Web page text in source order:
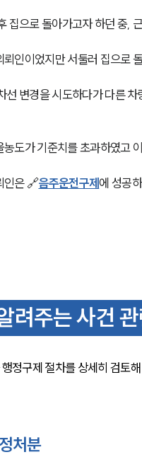
집으로 돌아가고자 하던 중,
인이었지만 서둘러 집으로
선 변경을 시도하다가 다른
도가 기준치를 초과하였고
인은 🔗음주운전구제에 성공
려주는 사건
정구제 절차를 상세히 검토
처분